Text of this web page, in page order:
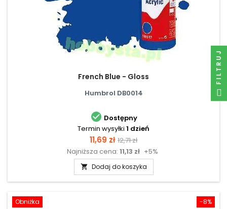
French Blue - Gloss
Humbrol DB0014
 Dostępny
Termin wysyłki 1 dzień
Cena
11,69 zł Cena
podstawowa
12,71 zł
Najniższa cena: 11,13 zł +5%
 Dodaj do koszyka
-8%
Obniżka
FILTRUJ